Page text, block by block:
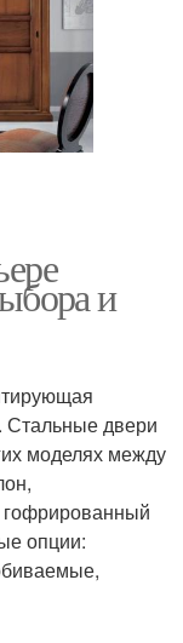
и
двери
моделях между
опции: